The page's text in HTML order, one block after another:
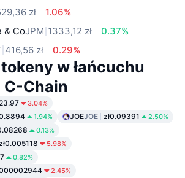
zł
1.06%
& CoJPM 1333,12 zł
0.37%
416,56 zł 0.29%
w łańcuchu
C-Chain
3.04%
1.94% JOEJOE zł0.09391 2.50%
0.13%
zł0.005118 5.98%
0.82%
2.45%